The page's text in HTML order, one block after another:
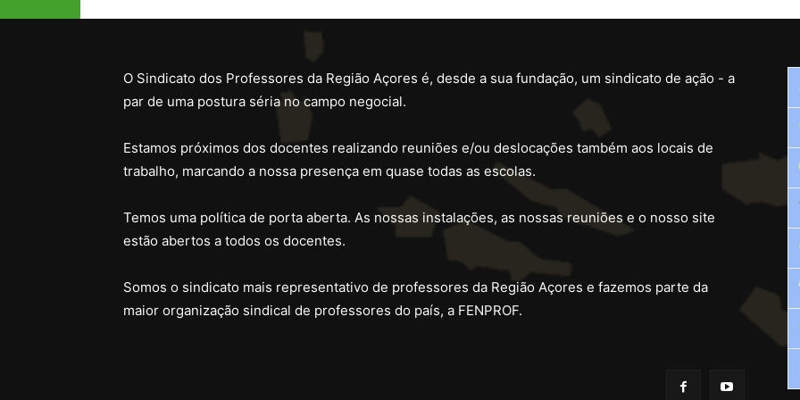
O Sindicato dos Professores da Região Açores é, desde a sua fundação, um sindicato de ação - a
par de uma postura séria no campo negocial.
Estamos próximos dos docentes realizando reuniões e/ou deslocações também aos locais de
trabalho, marcando a nossa presença em quase todas as escolas.
Temos uma política de porta aberta. As nossas instalações, as nossas reuniões e o nosso site
estão abertos a todos os docentes.
Somos o sindicato mais representativo de professores da Região Açores e fazemos parte da
maior organização sindical de professores do país, a FENPROF.